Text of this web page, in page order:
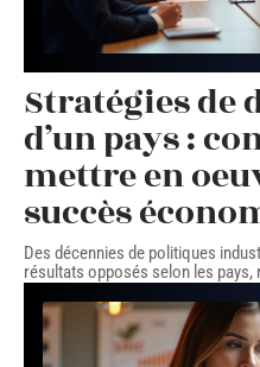
Stratégies de
d’un pays :
mettre en
succès
Des décennies de politiques
résultats opposés selon les pays,